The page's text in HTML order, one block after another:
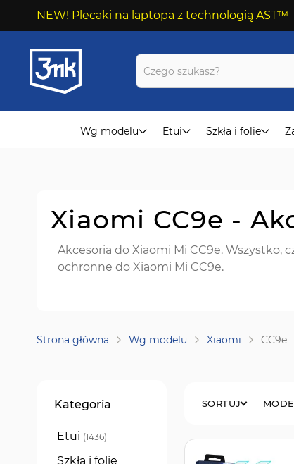
NEW! Plecaki na laptopa z technologią AST™
Przejdź
do
treści
Wg modelu Etui Szkła i folie
Xiaomi CC9e -
Akcesoria do Xiaomi Mi CC9e. Wszystko,
ochronne do Xiaomi Mi CC9e.
Strona główna Wg modelu Xiaomi CC9e
SORTUJ
Kategoria
Etui 1436
produkty
Szkła i folie